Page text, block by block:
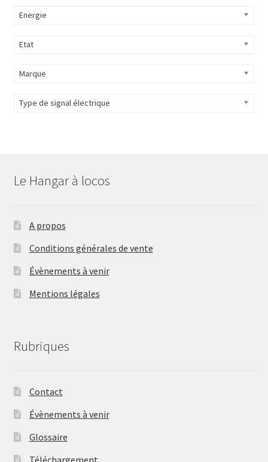
Energie
Etat
Marque
Type de signal électrique
Le Hangar à locos
A propos
Conditions générales de vente
Évènements à venir
Mentions légales
Rubriques
Contact
Évènements à venir
Glossaire
Téléchargement